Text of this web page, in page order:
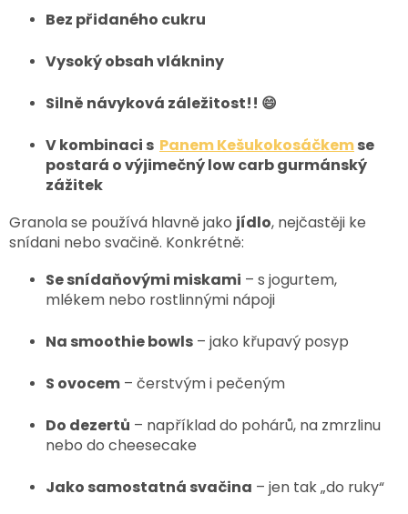
Bez přidaného cukru
Vysoký obsah vlákniny
Silně návyková záležitost!! 😄
V kombinaci s Panem Kešukokosáčkemse
postará o výjimečný low carb gurmánský
zážitek
Granola se používá hlavně jako jídlo, nejčastěji ke
snídani nebo svačině. Konkrétně:
Se snídaňovými miskami – s jogurtem,
mlékem nebo rostlinnými nápoji
Na smoothie bowls – jako křupavý posyp
S ovocem – čerstvým i pečeným
Do dezertů – například do pohárů, na zmrzlinu
nebo do cheesecake
Jako samostatná svačina – jen tak „do ruky“